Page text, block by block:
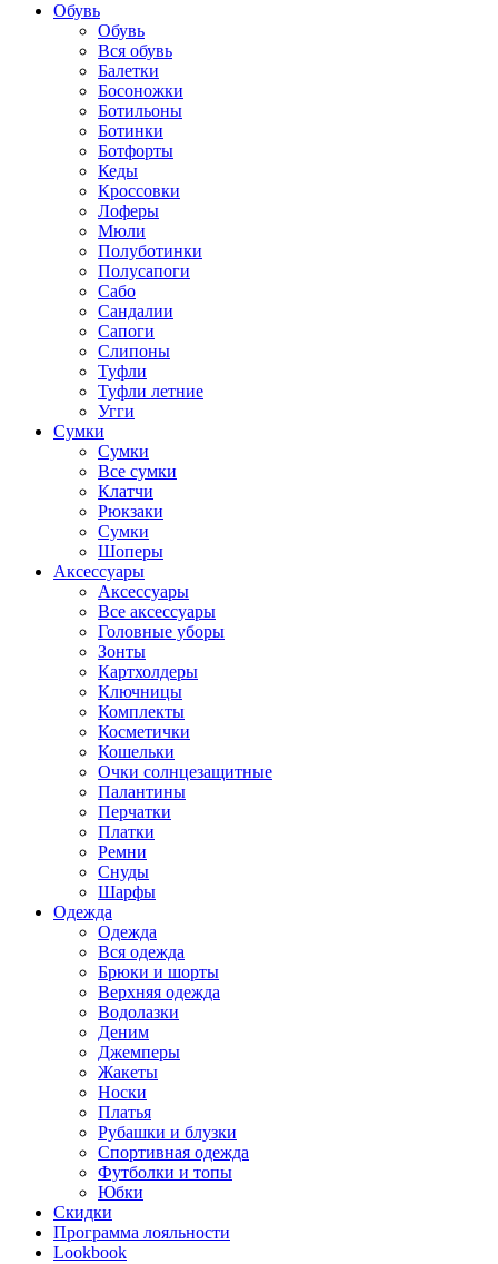
Обувь
Обувь
Вся обувь
Балетки
Босоножки
Ботильоны
Ботинки
Ботфорты
Кеды
Кроссовки
Лоферы
Мюли
Полуботинки
Полусапоги
Сабо
Сандалии
Сапоги
Слипоны
Туфли
Туфли летние
Угги
Сумки
Сумки
Все сумки
Клатчи
Рюкзаки
Сумки
Шоперы
Аксессуары
Аксессуары
Все аксессуары
Головные уборы
Зонты
Картхолдеры
Ключницы
Комплекты
Косметички
Кошельки
Очки солнцезащитные
Палантины
Перчатки
Платки
Ремни
Снуды
Шарфы
Одежда
Одежда
Вся одежда
Брюки и шорты
Верхняя одежда
Водолазки
Деним
Джемперы
Жакеты
Носки
Платья
Рубашки и блузки
Спортивная одежда
Футболки и топы
Юбки
Скидки
Программа лояльности
Lookbook